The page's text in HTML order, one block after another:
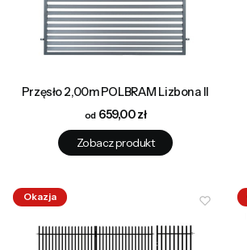
Przęsło 2,00m POLBRAM Lizbona II
Cena659,00 zł
Zobacz produkt
Okazja